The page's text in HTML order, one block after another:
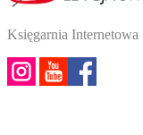
Księgarnia Internetowa